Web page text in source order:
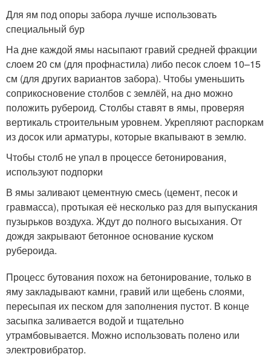
Для ям под опоры забора лучше использовать
специальный бур
На дне каждой ямы насыпают гравий средней фракции
слоем 20 см (для профнастила) либо песок слоем 10–15
см (для других вариантов забора). Чтобы уменьшить
соприкосновение столбов с землёй, на дно можно
положить рубероид. Столбы ставят в ямы, проверяя
вертикаль строительным уровнем. Укрепляют распоркам
из досок или арматуры, которые вкапывают в землю.
Чтобы столб не упал в процессе бетонирования,
используют подпорки
В ямы заливают цементную смесь (цемент, песок и
гравмасса), протыкая её несколько раз для выпускания
пузырьков воздуха. Ждут до полного высыхания. От
дождя закрывают бетонное основание куском
рубероида.
Процесс бутования похож на бетонирование, только в
яму закладывают камни, гравий или щебень слоями,
пересыпая их песком для заполнения пустот. В конце
засыпка заливается водой и тщательно
утрамбовывается. Можно использовать полено или
электровибратор.